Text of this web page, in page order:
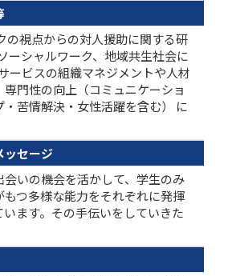
視点からの対人援助に関する研
ーシャルワーク、地域共生社会に
ービスの組織マネジメントや人材
門性の向上（コミュニケーショ
苦情解決・女性活躍を含む） に
ッセージ
いの機会を活かして、学生のみ
もつ多様な能力をそれぞれに発揮
ます。その手伝いをしていきた